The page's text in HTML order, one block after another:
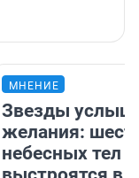
МНЕНИЕ
Звезды
желания:
небесных тел